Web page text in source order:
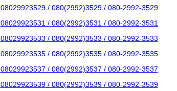
08029923529 / 080(2992)3529 / 080-2992-3529
08029923531 / 080(2992)3531 / 080-2992-3531
08029923533 / 080(2992)3533 / 080-2992-3533
08029923535 / 080(2992)3535 / 080-2992-3535
08029923537 / 080(2992)3537 / 080-2992-3537
08029923539 / 080(2992)3539 / 080-2992-3539